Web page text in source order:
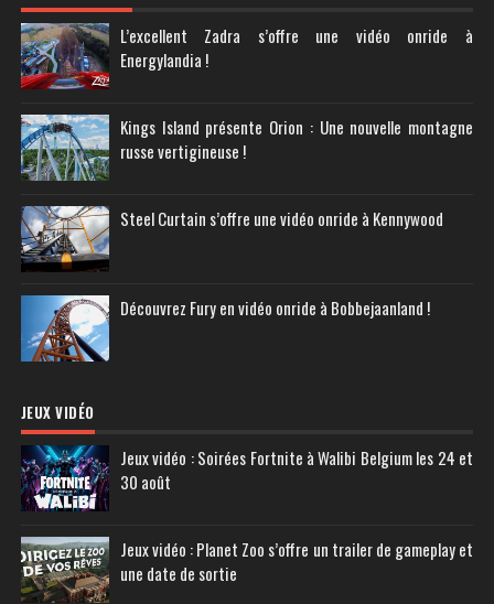
L’excellent Zadra s’offre une vidéo onride à
Energylandia !
Kings Island présente Orion : Une nouvelle montagne
russe vertigineuse !
Steel Curtain s’offre une vidéo onride à Kennywood
Découvrez Fury en vidéo onride à Bobbejaanland !
JEUX VIDÉO
Jeux vidéo : Soirées Fortnite à Walibi Belgium les 24 et
30 août
Jeux vidéo : Planet Zoo s’offre un trailer de gameplay et
une date de sortie